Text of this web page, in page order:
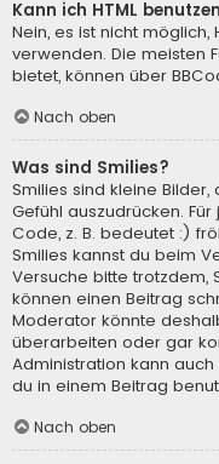
Kann ich HTML
Nein, es ist nicht möglich,
verwenden. Die meisten
bietet, können über
Nach oben
Was sind Smilies?
Smilies sind kleine
Gefühl auszudrücken.
Code, z. B. bedeutet :)
Smilies kannst du beim
Versuche bitte trotzdem,
können einen Beitrag
Moderator könnte
überarbeiten oder gar
Administration kann
du in einem Beitrag
Nach oben